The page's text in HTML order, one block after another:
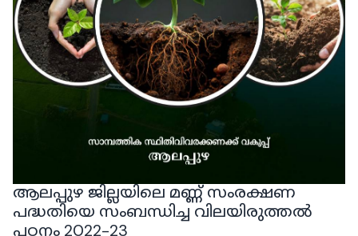
ആലപ്പുഴ ജില്ലയിലെ മണ്ണ് സംരക്ഷണ
പദ്ധതിയെ സംബന്ധിച്ച വിലയിരുത്തൽ
പഠനം 2022-23